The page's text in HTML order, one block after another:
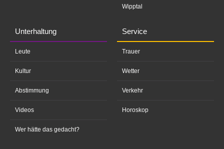
Wipptal
Unterhaltung
Leute
Kultur
Abstimmung
Videos
Wer hätte das gedacht?
Service
Trauer
Wetter
Verkehr
Horoskop